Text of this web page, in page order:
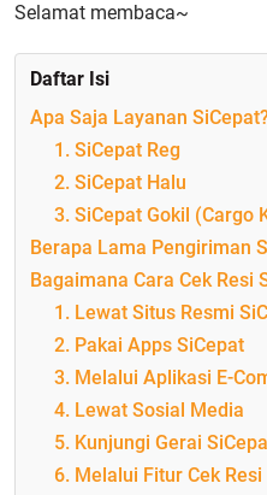
Selamat membaca~
Daftar Isi
Apa Saja Layanan
1. SiCepat Reg
2. SiCepat Halu
3. SiCepat Gokil (Cargo
Berapa Lama Pengiriman
Bagaimana Cara Cek Resi
1. Lewat Situs Resmi
2. Pakai Apps SiCepat
3. Melalui Aplikasi E-
4. Lewat Sosial Media
5. Kunjungi Gerai
6. Melalui Fitur Cek